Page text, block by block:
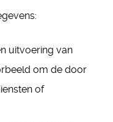
uitvoering van
om de door
of